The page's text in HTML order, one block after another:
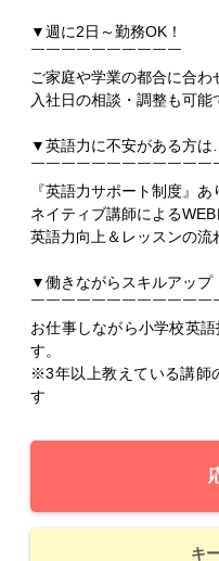
▼週に2日～勤務OK！
￣￣￣￣￣￣￣￣￣￣
ご家庭や学業の都合に合わ
入社日の相談・調整も可
▼英語力に不安がある方は…
￣￣￣￣￣￣￣￣￣￣￣￣
『英語力サポート制度』あ
ネイティブ講師による
英語力向上＆レッスンの流
▼働きながらスキルアップ
￣￣￣￣￣￣￣￣￣￣￣￣
お仕事しながら小学校英
す。
※3年以上教えている講師
す
キ